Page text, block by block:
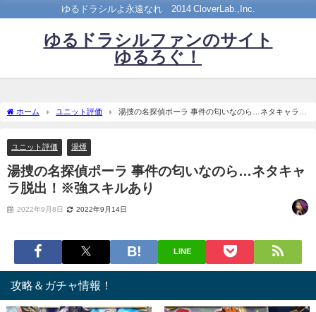
ゆるドラシルよ永遠なれ©2014 CloverLab.,Inc.
ゆるドラシルファンのサイト
ゆるろぐ！
ホーム ユニット評価
湯捜の名探偵ポーラ 事件の匂いなのら…ネタキャラ脱
ユニット評価 湯煙
湯捜の名探偵ポーラ 事件の匂いなのら…ネタキャ
ラ脱出！※強スキルあり
2022年9月8日 2022年9月14日
LINE
攻略＆ガチャ情報！